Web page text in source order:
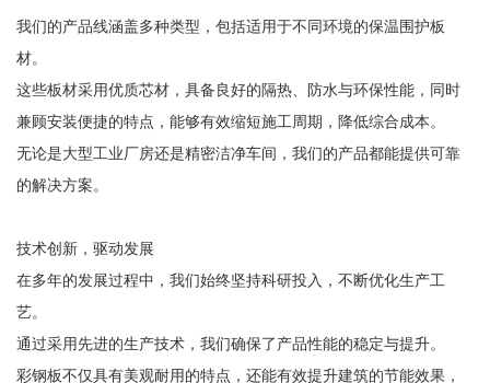
我们的产品线涵盖多种类型，包括适用于不同环境的保温围护板
材。
这些板材采用优质芯材，具备良好的隔热、防水与环保性能，同时
兼顾安装便捷的特点，能够有效缩短施工周期，降低综合成本。
无论是大型工业厂房还是精密洁净车间，我们的产品都能提供可靠
的解决方案。
技术创新，驱动发展
在多年的发展过程中，我们始终坚持科研投入，不断优化生产工
艺。
通过采用先进的生产技术，我们确保了产品性能的稳定与提升。
彩钢板不仅具有美观耐用的特点，还能有效提升建筑的节能效果，